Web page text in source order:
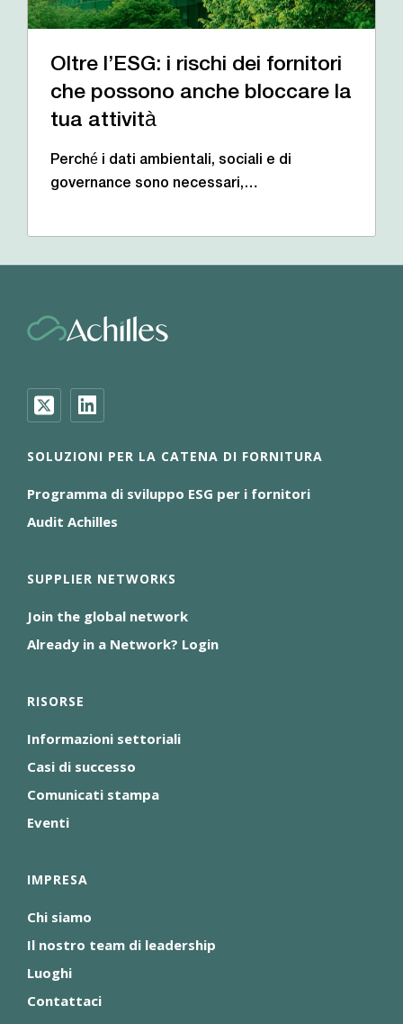
Oltre l’ESG: i rischi dei fornitori
che possono anche bloccare la
tua attività
Perché i dati ambientali, sociali e di
governance sono necessari,…
SOLUZIONI PER LA CATENA DI FORNITURA
Programma di sviluppo ESG per i fornitori
Audit Achilles
SUPPLIER NETWORKS
Join the global network
Already in a Network? Login
RISORSE
Informazioni settoriali
Casi di successo
Comunicati stampa
Eventi
IMPRESA
Chi siamo
Il nostro team di leadership
Luoghi
Contattaci